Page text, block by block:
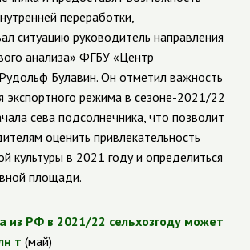
переработки,
ситуацию руководитель направления
анализа» ФГБУ «Центр
Булавин. Он отметил важность
экспортного режима в сезоне-2021/22
сева подсолнечника, что позволит
оценить привлекательность
культуры в 2021 году и определиться
площади.
из РФ в 2021/22 сельхозгоду может
т (май)